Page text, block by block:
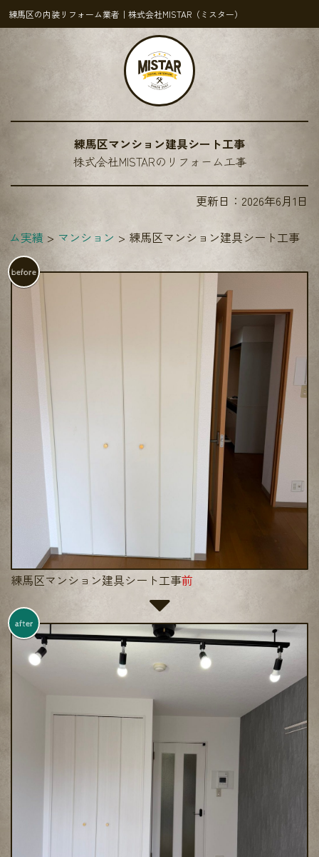
練馬区の内装リフォーム業者｜株式会社MISTAR（ミスター）
練馬区マンション建具シート工事
株式会社MISTARのリフォーム工事
更新日： 2026年6月1日
ム実績 マンション 練馬区マンション建具シート工事
before
練馬区マンション建具シート工事前
after